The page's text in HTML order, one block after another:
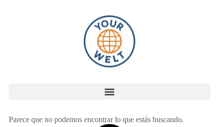
Parece que no podemos encontrar lo que estás buscando.